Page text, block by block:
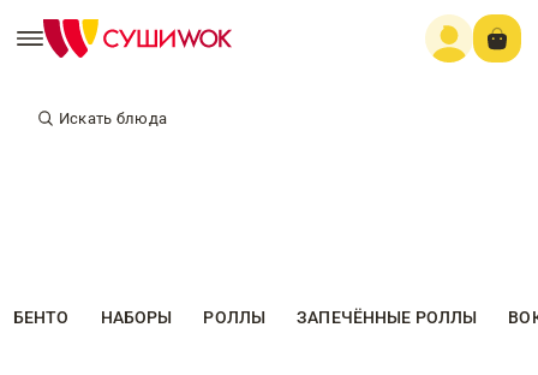
Искать блюда
БЕНТО НАБОРЫ РОЛЛЫ ЗАПЕЧЁННЫЕ РОЛЛЫ